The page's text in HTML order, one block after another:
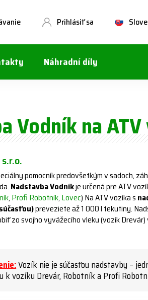
Prihlásiť sa
Náhradní díly
Vodník na
pomocník predovšetkým v sadoch,
Nadstavba Vodníkje určená pre ATV
, Profi Robotník, Lovec) Na ATV vozíka s
preveziete až 1 000 l tekutiny.
zo svojho vyvážecího vleku (vozík
Vozík nie je súčasťou nadstavby –
k vozíku Drevár, Robotník a Profi